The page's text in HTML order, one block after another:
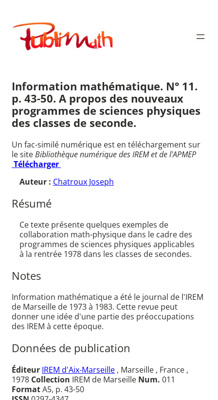
contenu
Publimath
Information mathématique. N° 11.
p. 43-50. A propos des nouveaux
programmes de sciences physiques
des classes de seconde.
Un fac-similé numérique est en téléchargement sur
le siteBibliothèque numérique des IREM et de l'APMEP
Télécharger
Auteur : Chatroux Joseph
Résumé
Ce texte présente quelques exemples de
collaboration math-physique dans le cadre des
programmes de sciences physiques applicables
à la rentrée 1978 dans les classes de secondes.
Notes
Information mathématique a été le journal de l'IREM
de Marseille de 1973 à 1983. Cette revue peut
donner une idée d'une partie des préoccupations
des IREM à cette époque.
Données de publication
Éditeur IREM d'Aix-Marseille , Marseille , France ,
1978 Collection IREM de Marseille Num. 011
FormatA5, p. 43-50